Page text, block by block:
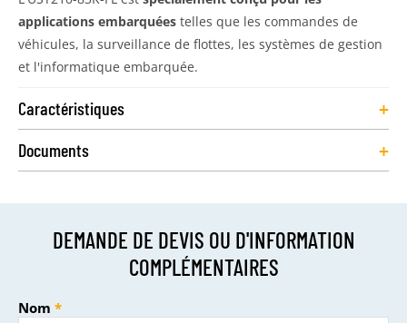
applications embarquées telles que les commandes de
véhicules, la surveillance de flottes, les systèmes de gestion
et l'informatique embarquée.
Caractéristiques +
Documents +
DEMANDE DE DEVIS OU D'INFORMATION
COMPLÉMENTAIRES
Nom